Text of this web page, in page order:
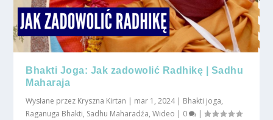
Bhakti Joga: Jak zadowolić Radhikę | Sadhu
Maharaja
Wysłane przez Kryszna Kirtan | mar 1, 2024| Bhakti joga,
Raganuga Bhakti, Sadhu Maharadźa,Wideo | 0 |